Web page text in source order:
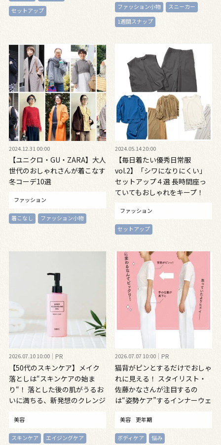
セットアップ
ファッション小物
スニーカー
1週間スナップ
2024.12.31 00:00
【ユニクロ・GU・ZARA】大人
世代のおしゃれさんが着こなす
冬コーデ10選
ファッション
着こなし ファッション小物
2024.05.14 20:00
【毎日着たい優秀日常服
vol.2】「シワになりにくい」
セットアップ４選 長時間座っ
ていてもおしゃれをキープ！
ファッション
セットアップ
2026.07.10 10:00 PR
【50代のスキンケア】メイク
落としは“スキンケアの始ま
り“！ 落とした後の肌がうるお
いに満ちる、新発想のクレンジ
美容
スキンケア エイジングケア
2026.07.07 10:00 PR
猫背がピンとするだけでおしゃ
れに見える！ スタイリスト・
佐藤かなさんが注目するの
は“姿勢ケア”するインナーウェ
美容 更年期
ボディケア 悩み